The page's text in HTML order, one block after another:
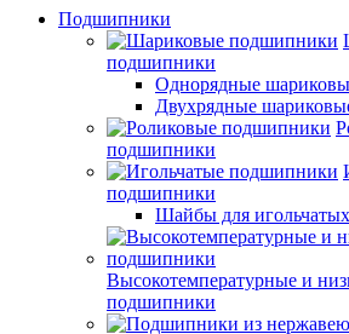
Подшипники
подшипники
Однорядные
Двухрядные
подшипники
подшипники
Шайбы для
Высокотемпературные и
подшипники